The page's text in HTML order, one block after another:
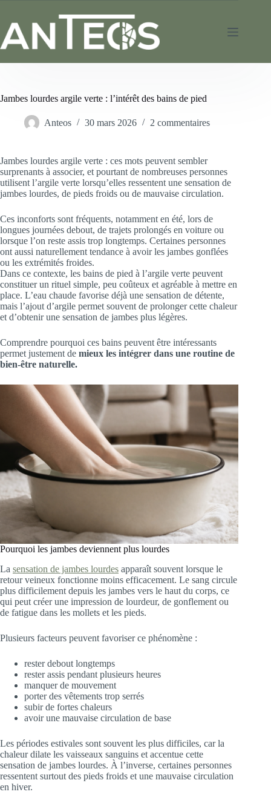
Jambes lourdes argile verte : l’intérêt des bains de pied
Anteos 30 mars 2026 2 commentaires
Jambes lourdes argile verte : ces mots peuvent sembler
surprenants à associer, et pourtant de nombreuses personnes
utilisent l’argile verte lorsqu’elles ressentent une sensation de
jambes lourdes, de pieds froids ou de mauvaise circulation.
Ces inconforts sont fréquents, notamment en été, lors de
longues journées debout, de trajets prolongés en voiture ou
lorsque l’on reste assis trop longtemps. Certaines personnes
ont aussi naturellement tendance à avoir les jambes gonflées
ou les extrémités froides.
Dans ce contexte, les bains de pied à l’argile verte peuvent
constituer un rituel simple, peu coûteux et agréable à mettre en
place. L’eau chaude favorise déjà une sensation de détente,
mais l’ajout d’argile permet souvent de prolonger cette chaleur
et d’obtenir une sensation de jambes plus légères.
Comprendre pourquoi ces bains peuvent être intéressants
permet justement de mieux les intégrer dans une routine de
bien-être naturelle.
Pourquoi les jambes deviennent plus lourdes
La sensation de jambes lourdes apparaît souvent lorsque le
retour veineux fonctionne moins efficacement. Le sang circule
plus difficilement depuis les jambes vers le haut du corps, ce
qui peut créer une impression de lourdeur, de gonflement ou
de fatigue dans les mollets et les pieds.
Plusieurs facteurs peuvent favoriser ce phénomène :
rester debout longtemps
rester assis pendant plusieurs heures
manquer de mouvement
porter des vêtements trop serrés
subir de fortes chaleurs
avoir une mauvaise circulation de base
Les périodes estivales sont souvent les plus difficiles, car la
chaleur dilate les vaisseaux sanguins et accentue cette
sensation de jambes lourdes. À l’inverse, certaines personnes
ressentent surtout des pieds froids et une mauvaise circulation
en hiver.